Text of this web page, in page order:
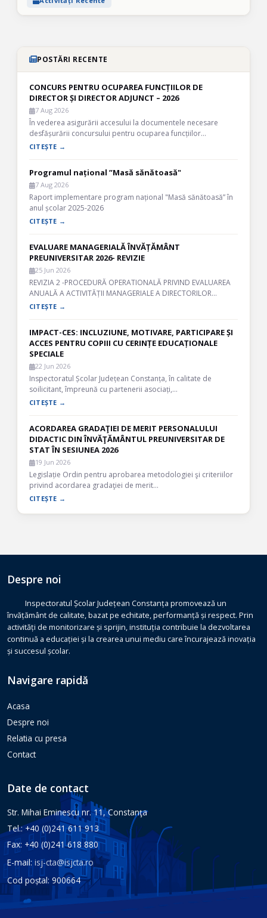
POSTĂRI RECENTE
CONCURS PENTRU OCUPAREA FUNCȚIILOR DE
DIRECTOR ȘI DIRECTOR ADJUNCT – 2026
7 Aug 2026
În vederea asigurării accesului la documentele necesare
desfășurării concursului pentru ocuparea funcțiilor…
CITEȘTE →
Programul național ”Masă sănătoasă"
7 Aug 2026
Raport implementare program național "Masă sănătoasă” în
anul școlar 2025-2026
CITEȘTE →
EVALUARE MANAGERIALĂ ÎNVĂȚĂMÂNT
PREUNIVERSITAR 2026- REVIZIE
25 Jun 2026
REVIZIA 2 -PROCEDURĂ OPERATIONALĂ PRIVIND EVALUAREA
ANUALĂ A ACTIVITĂȚII MANAGERIALE A DIRECTORILOR…
CITEȘTE →
IMPACT-CES: INCLUZIUNE, MOTIVARE, PARTICIPARE ȘI
ACCES PENTRU COPIII CU CERINȚE EDUCAȚIONALE
SPECIALE
22 Jun 2026
Inspectoratul Școlar Județean Constanța, în calitate de
soilicitant, împreună cu partenerii asociați,…
CITEȘTE →
ACORDAREA GRADAŢIEI DE MERIT PERSONALULUI
DIDACTIC DIN ÎNVĂŢĂMÂNTUL PREUNIVERSITAR DE
STAT ÎN SESIUNEA 2026
19 Jun 2026
Legislație Ordin pentru aprobarea metodologiei şi criteriilor
privind acordarea gradaţiei de merit…
CITEȘTE →
Despre noi
Inspectoratul Școlar Județean Constanța promovează un
învățământ de calitate, bazat pe echitate, performanță și respect. Prin
activități de monitorizare și sprijin, instituția contribuie la dezvoltarea
continuă a educației și la crearea unui mediu care încurajează inovația
și succesul școlar.
Navigare rapidă
Acasa
Despre noi
Relatia cu presa
Contact
Date de contact
Str. Mihai Eminescu nr. 11, Constanţa
Tel.: +40 (0)241 611 913
Fax: +40 (0)241 618 880
E-mail:isj-cta@isjcta.ro
Cod poștal: 900664